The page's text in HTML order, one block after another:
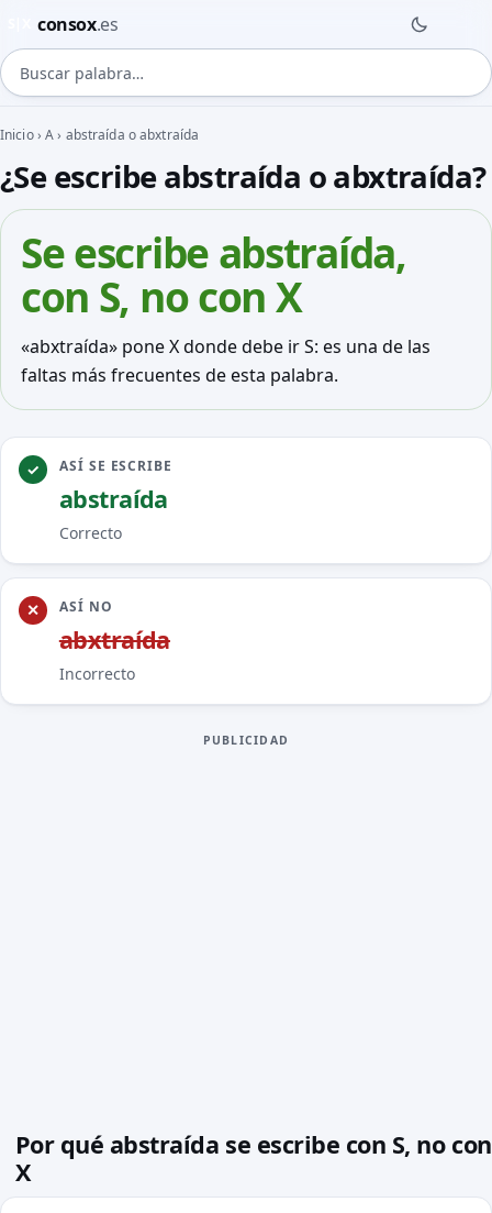
consox.es
Buscar palabra
Inicio›A› abstraída o abxtraída
¿Se escribe abstraída o abxtraída?
Se escribeabstraída,
con S, no con X
«abxtraída» pone X donde debe ir S: es una de las
faltas más frecuentes de esta palabra.
ASÍ SE ESCRIBE
abstraída
Correcto
ASÍ NO
abxtraída
Incorrecto
PUBLICIDAD
Por qué abstraída se escribe con S, no con
X